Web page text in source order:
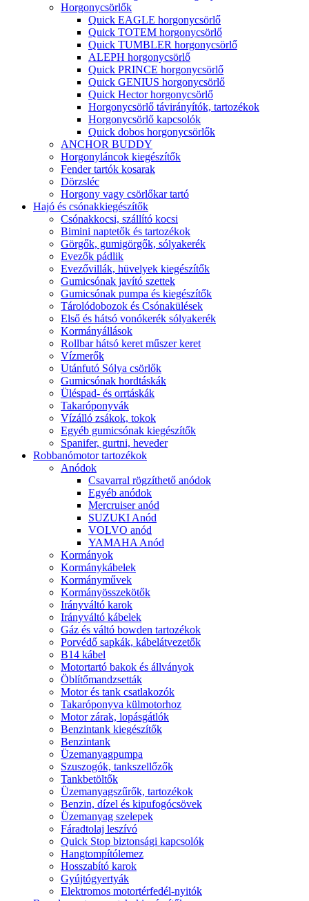
Horgonycsörlők
Quick EAGLE horgonycsörlő
Quick TOTEM horgonycsörlő
Quick TUMBLER horgonycsörlő
ALEPH horgonycsörlő
Quick PRINCE horgonycsörlő
Quick GENIUS horgonycsörlő
Quick Hector horgonycsörlő
Horgonycsörlő távirányítók, tartozékok
Horgonycsörlő kapcsolók
Quick dobos horgonycsörlők
ANCHOR BUDDY
Horgonyláncok kiegészítők
Fender tartók kosarak
Dörzsléc
Horgony vagy csörlőkar tartó
Hajó és csónakkiegészítők
Csónakkocsi, szállító kocsi
Bimini naptetők és tartozékok
Görgők, gumigörgők, sólyakerék
Evezők pádlik
Evezővillák, hüvelyek kiegészítők
Gumicsónak javító szettek
Gumicsónak pumpa és kiegészítők
Tárolódobozok és Csónakülések
Első és hátsó vonókerék sólyakerék
Kormányállások
Rollbar hátsó keret műszer keret
Vízmerők
Utánfutó Sólya csörlők
Gumicsónak hordtáskák
Üléspad- és orrtáskák
Takaróponyvák
Vízálló zsákok, tokok
Egyéb gumicsónak kiegészítők
Spanifer, gurtni, heveder
Robbanómotor tartozékok
Anódok
Csavarral rögzíthető anódok
Egyéb anódok
Mercruiser anód
SUZUKI Anód
VOLVO anód
YAMAHA Anód
Kormányok
Kormánykábelek
Kormányművek
Kormányösszekötők
Irányváltó karok
Irányváltó kábelek
Gáz és váltó bowden tartozékok
Porvédő sapkák, kábelátvezetők
B14 kábel
Motortartó bakok és állványok
Öblítőmandzsetták
Motor és tank csatlakozók
Takaróponyva külmotorhoz
Motor zárak, lopásgátlók
Benzintank kiegészítők
Benzintank
Üzemanyagpumpa
Szuszogók, tankszellőzők
Tankbetöltők
Üzemanyagszűrők, tartozékok
Benzin, dízel és kipufogócsövek
Üzemanyag szelepek
Fáradtolaj leszívó
Quick Stop biztonsági kapcsolók
Hangtompítólemez
Hosszabító karok
Gyújtógyertyák
Elektromos motortérfedél-nyitók